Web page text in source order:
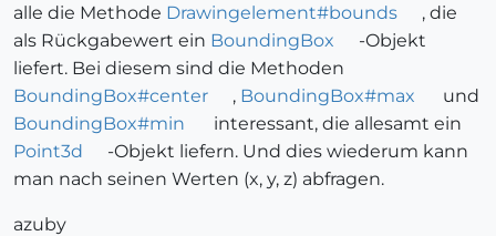
alle die Methode Drawingelement#bounds
, die
als Rückgabewert ein BoundingBox
-Objekt
liefert. Bei diesem sind die Methoden
BoundingBox#center
, BoundingBox#max
und
BoundingBox#min
interessant, die allesamt ein
Point3d
-Objekt liefern. Und dies wiederum kann
man nach seinen Werten (x, y, z) abfragen.
azuby